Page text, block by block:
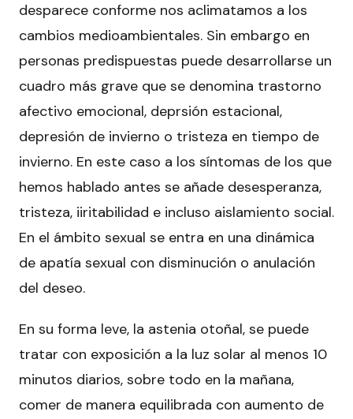
desparece conforme nos aclimatamos a los
cambios medioambientales. Sin embargo en
personas predispuestas puede desarrollarse un
cuadro más grave que se denomina trastorno
afectivo emocional, deprsión estacional,
depresión de invierno o tristeza en tiempo de
invierno. En este caso a los síntomas de los que
hemos hablado antes se añade desesperanza,
tristeza, iiritabilidad e incluso aislamiento social.
En el ámbito sexual se entra en una dinámica
de apatía sexual con disminución o anulación
del deseo.
En su forma leve, la astenia otoñal, se puede
tratar con exposición a la luz solar al menos 10
minutos diarios, sobre todo en la mañana,
comer de manera equilibrada con aumento de